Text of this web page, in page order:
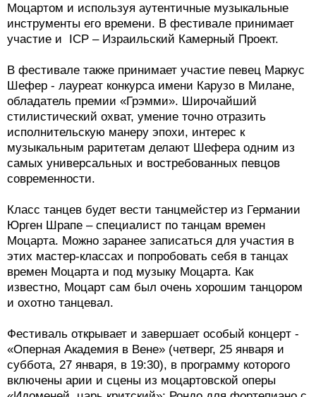
Моцартом и используя аутентичные музыкальные
инструменты его времени. В фестивале принимает
участие и ICP – Израильский Камерный Проект.
В фестивале также принимает участие певец Маркус
Шефер - лауреат конкурса имени Карузо в Милане,
обладатель премии «Грэмми». Широчайший
стилистический охват, умение точно отразить
исполнительскую манеру эпохи, интерес к
музыкальным раритетам делают Шефера одним из
самых универсальных и востребованных певцов
современности.
Класс танцев будет вести танцмейстер из Германии
Юрген Шрапе – специалист по танцам времен
Моцарта. Можно заранее записаться для участия в
этих мастер-классах и попробовать себя в танцах
времен Моцарта и под музыку Моцарта. Как
известно, Моцарт сам был очень хорошим танцором
и охотно танцевал.
Фестиваль открывает и завершает особый концерт -
«Оперная Академия в Вене» (четверг, 25 января и
суббота, 27 января, в 19:30), в программу которого
включены арии и сцены из моцартовской оперы